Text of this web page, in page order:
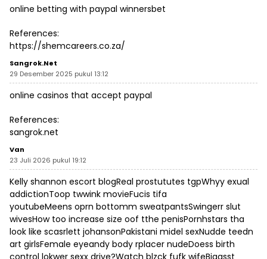
online betting with paypal winnersbet
References:
https://shemcareers.co.za/
Sangrok.net
29 Desember 2025 pukul 13:12
online casinos that accept paypal
References:
sangrok.net
Van
23 Juli 2026 pukul 19:12
Kelly shannon escort blogReal prostututes tgpWhyy exual
addictionToop twwink movieFucis tifa
youtubeMeens oprn bottomm sweatpantsSwingerr slut
wivesHow too increase size oof tthe penisPornhstars tha
look like scasrlett johansonPakistani midel sexNudde teedn
art girlsFemale eyeandy body rplacer nudeDoess birth